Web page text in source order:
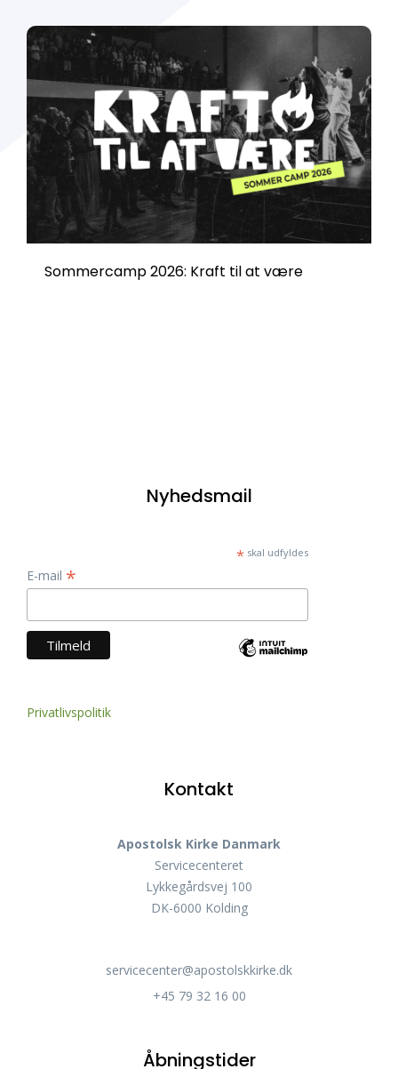
Sommercamp 2026: Kraft til at være
Nyhedsmail
*skal udfyldes
E-mail *
Privatlivspolitik
Kontakt
Apostolsk Kirke Danmark
Servicecenteret
Lykkegårdsvej 100
DK-6000 Kolding
servicecenter@apostolskkirke.dk
+45 79 32 16 00
Åbningstider